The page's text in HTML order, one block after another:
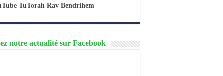
TuTorah Rav Bendrihem
notre actualité sur Facebook